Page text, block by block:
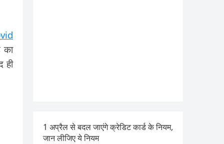
का
ही
1 अप्रैल से बदल जाएंगे क्रेडिट कार्ड के नियम,
जान लीजिए ये नियम